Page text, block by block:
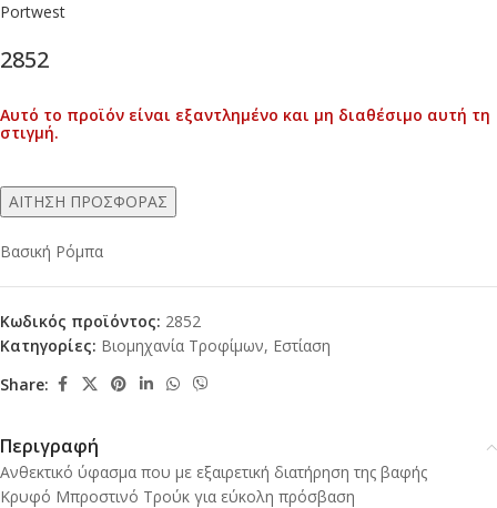
Portwest
2852
Αυτό το προϊόν είναι εξαντλημένο και μη διαθέσιμο αυτή τη
στιγμή.
Alternative:
ΑΙΤΗΣΗ ΠΡΟΣΦΟΡΑΣ
Βασική Ρόμπα
Κωδικός προϊόντος: 2852
Κατηγορίες: Βιομηχανία Τροφίμων, Εστίαση
Share:
Περιγραφή
Ανθεκτικό ύφασμα που με εξαιρετική διατήρηση της βαφής
Κρυφό Μπροστινό Τρούκ για εύκολη πρόσβαση